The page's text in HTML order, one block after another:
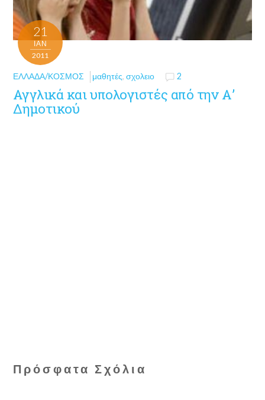
21
ΙΑΝ
2011
ΕΛΛΆΔΑ/ΚΌΣΜΟΣ μαθητές,σχολειο 2
Αγγλικά και υπολογιστές από την Α’
Δημοτικού
Πρόσφατα Σχόλια